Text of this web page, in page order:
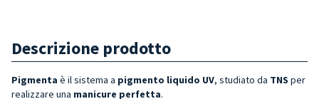
Descrizione prodotto
Pigmenta è il sistema a pigmento liquido UV, studiato da TNS per
realizzare una manicure perfetta.